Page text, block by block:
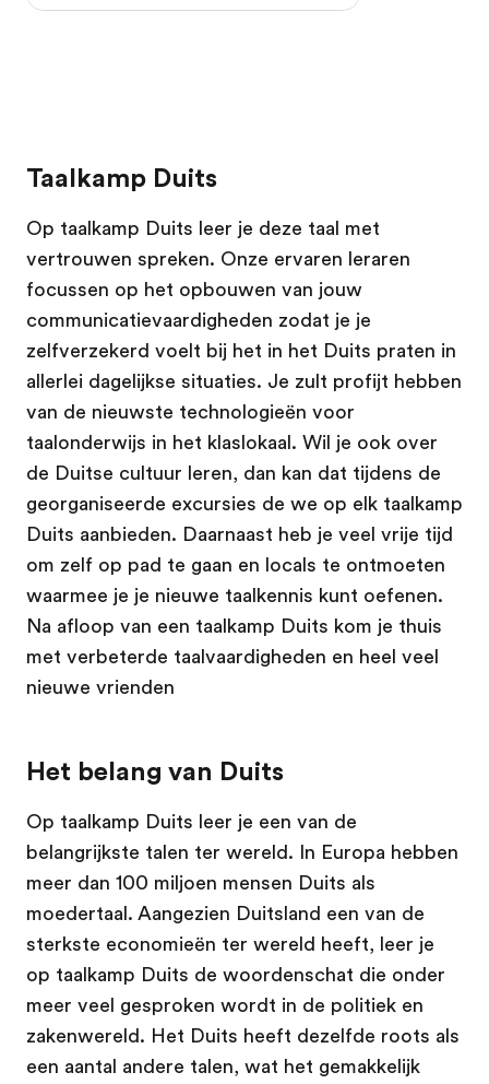
Taalkamp Duits
Op taalkamp Duits leer je deze taal met
vertrouwen spreken. Onze ervaren leraren
focussen op het opbouwen van jouw
communicatievaardigheden zodat je je
zelfverzekerd voelt bij het in het Duits praten in
allerlei dagelijkse situaties. Je zult profijt hebben
van de nieuwste technologieën voor
taalonderwijs in het klaslokaal. Wil je ook over
de Duitse cultuur leren, dan kan dat tijdens de
georganiseerde excursies de we op elk taalkamp
Duits aanbieden. Daarnaast heb je veel vrije tijd
om zelf op pad te gaan en locals te ontmoeten
waarmee je je nieuwe taalkennis kunt oefenen.
Na afloop van een taalkamp Duits kom je thuis
met verbeterde taalvaardigheden en heel veel
nieuwe vrienden
Het belang van Duits
Op taalkamp Duits leer je een van de
belangrijkste talen ter wereld. In Europa hebben
meer dan 100 miljoen mensen Duits als
moedertaal. Aangezien Duitsland een van de
sterkste economieën ter wereld heeft, leer je
op taalkamp Duits de woordenschat die onder
meer veel gesproken wordt in de politiek en
zakenwereld. Het Duits heeft dezelfde roots als
een aantal andere talen, wat het gemakkelijk